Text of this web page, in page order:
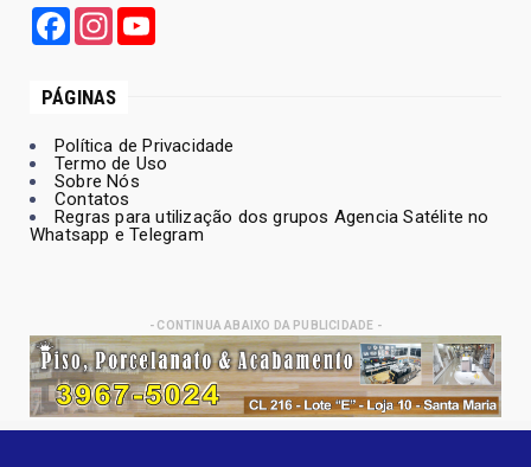
FacebookInstagram
PÁGINAS
Política de Privacidade
Termo de Uso
Sobre Nós
Contatos
Regras para utilização dos grupos Agencia Satélite no
Whatsapp e Telegram
- CONTINUA ABAIXO DA PUBLICIDADE -